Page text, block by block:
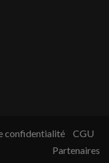
confidentialité
CGU
Partenaires